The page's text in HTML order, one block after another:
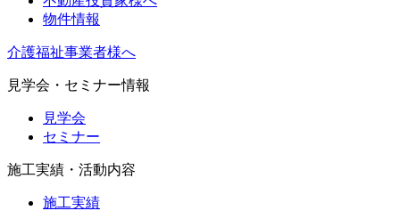
物件情報
介護福祉事業者様へ
見学会・セミナー情報
見学会
セミナー
施工実績・活動内容
施工実績